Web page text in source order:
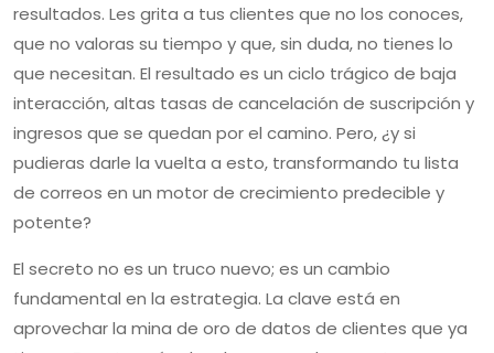
resultados. Les grita a tus clientes que no los conoces,
que no valoras su tiempo y que, sin duda, no tienes lo
que necesitan. El resultado es un ciclo trágico de baja
interacción, altas tasas de cancelación de suscripción y
ingresos que se quedan por el camino. Pero, ¿y si
pudieras darle la vuelta a esto, transformando tu lista
de correos en un motor de crecimiento predecible y
potente?
El secreto no es un truco nuevo; es un cambio
fundamental en la estrategia. La clave está en
aprovechar la mina de oro de datos de clientes que ya